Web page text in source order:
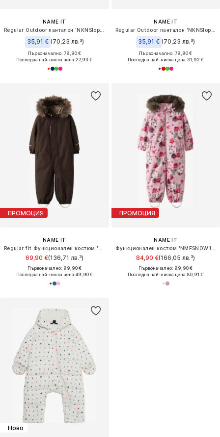
NAME IT
35,91 € (70,23 лв.³)
Първоначално: 79,90 €
Последна най-ниска цена:27,93 €
NAME IT
35,91 € (70,23 лв.³)
Първоначално: 79,90 €
Последна най-ниска цена:31,92 €
ПРОМОЦИЯ
NAME IT
69,90 €(136,71 лв.³)
Първоначално: 99,90 €
Последна най-ниска цена:49,90 €
ПРОМОЦИЯ
NAME IT
84,90 €(166,05 лв.³)
Първоначално: 99,90 €
Последна най-ниска цена:80,91 €
Ново